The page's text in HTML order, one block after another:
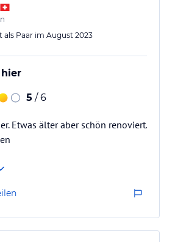
als Paar im August 2023
hier
5 / 6
Etwas älter aber schön renoviert.